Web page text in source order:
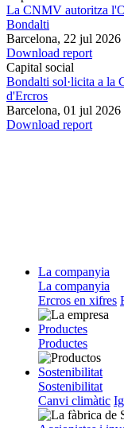
La CNMV autoritza
Bondalti
Barcelona, 22 jul 2026
Download report
Capital social
Bondalti sol·licita a la
d'Ercros
Barcelona, 01 jul 2026
Download report
La companyia
La companyia
Ercros en xifres
Productes
Productes
Sostenibilitat
Sostenibilitat
Canvi climàtic